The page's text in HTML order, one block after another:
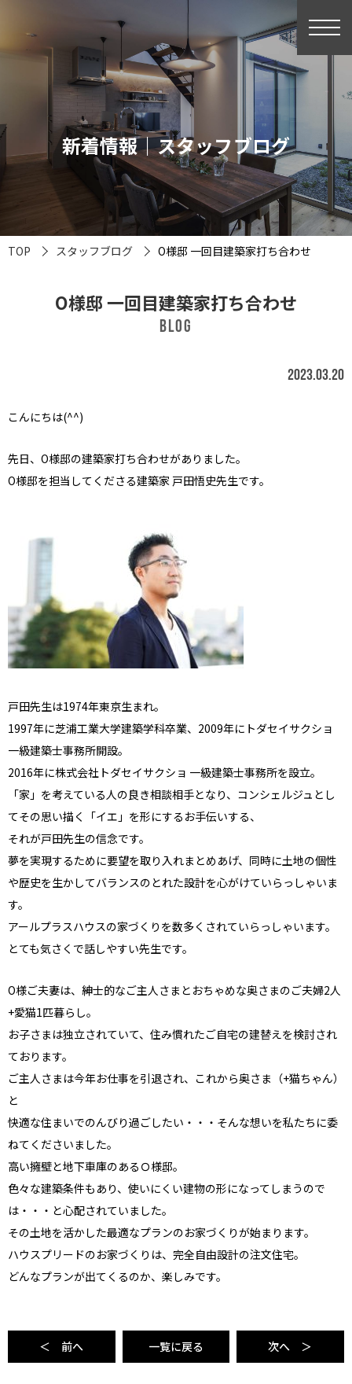
新着情報｜スタッフブログ
TOP スタッフブログ O様邸 一回目建築家打ち合わせ
O様邸 一回目建築家打ち合わせ
BLOG
2023.03.20
こんにちは(^^)
先日、O様邸の建築家打ち合わせがありました。
O様邸を担当してくださる建築家 戸田悟史先生です。
戸田先生は1974年東京生まれ。
1997年に芝浦工業大学建築学科卒業、2009年にトダセイサクショ
一級建築士事務所開設。
2016年に株式会社トダセイサクショ 一級建築士事務所を設立。
「家」を考えている人の良き相談相手となり、コンシェルジュとし
てその思い描く「イエ」を形にするお手伝いする、
それが戸田先生の信念です。
夢を実現するために要望を取り入れまとめあげ、同時に土地の個性
や歴史を生かしてバランスのとれた設計を心がけていらっしゃいま
す。
アールプラスハウスの家づくりを数多くされていらっしゃいます。
とても気さくで話しやすい先生です。
O様ご夫妻は、紳士的なご主人さまとおちゃめな奥さまのご夫婦2人
+愛猫1匹暮らし。
お子さまは独立されていて、住み慣れたご自宅の建替えを検討され
ております。
ご主人さまは今年お仕事を引退され、これから奥さま（+猫ちゃん）
と
快適な住まいでのんびり過ごしたい・・・そんな想いを私たちに委
ねてくださいました。
高い擁壁と地下車庫のあるＯ様邸。
色々な建築条件もあり、使いにくい建物の形になってしまうので
は・・・と心配されていました。
その土地を活かした最適なプランのお家づくりが始まります。
ハウスプリードのお家づくりは、完全自由設計の注文住宅。
どんなプランが出てくるのか、楽しみです。
＜ 前へ 一覧に戻る 次へ ＞